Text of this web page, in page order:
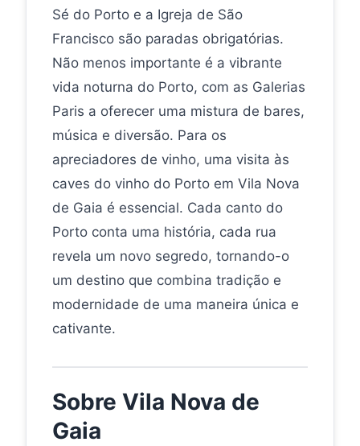
Sé do Porto e a Igreja de São
Francisco são paradas obrigatórias.
Não menos importante é a vibrante
vida noturna do Porto, com as Galerias
Paris a oferecer uma mistura de bares,
música e diversão. Para os
apreciadores de vinho, uma visita às
caves do vinho do Porto em Vila Nova
de Gaia é essencial. Cada canto do
Porto conta uma história, cada rua
revela um novo segredo, tornando-o
um destino que combina tradição e
modernidade de uma maneira única e
cativante.
Sobre Vila Nova de
Gaia